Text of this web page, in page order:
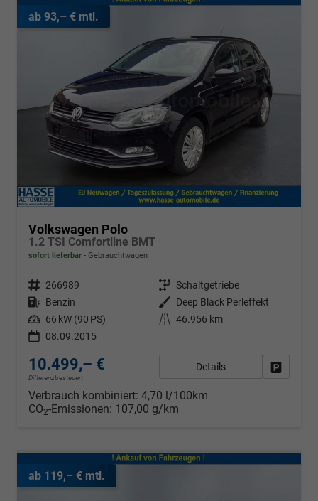
ab 93,– € mtl.
Volkswagen Polo
1.2 TSI Comfortline BMT
sofort lieferbar Gebrauchtwagen
Fahrzeugnr. 266989 Getriebe Schaltgetriebe
Kraftstoff Benzin Außenfarbe
Deep Black Perleffekt
Leistung 66 kW (90 PS) Kilometerstand 46.956 km
08.09.2015
10.499,– €
Differenzbesteuert
Details
Verbrauch kombiniert: 4,70 l/100km
CO2-Emissionen: 107,00 g/km
ab 119,– € mtl.